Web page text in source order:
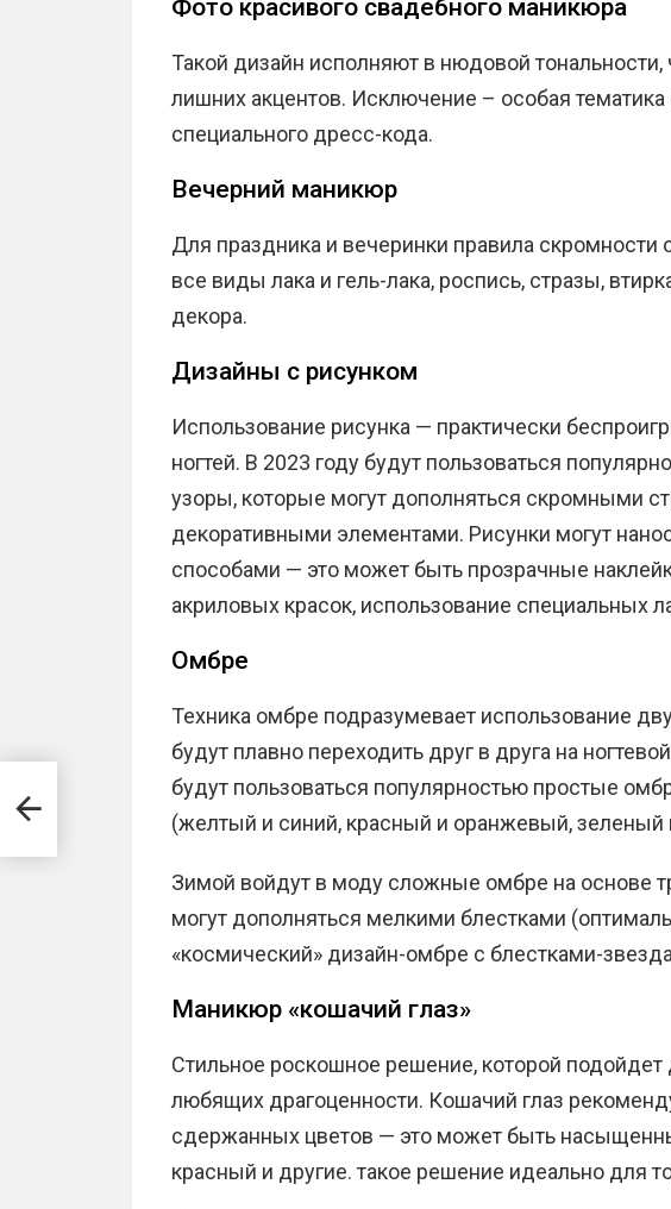
Фото красивого свадебного маникюра
Такой дизайн исполняют в нюдовой тональности,
лишних акцентов. Исключение – особая тематика
специального дресс-кода.
Вечерний маникюр
Для праздника и вечеринки правила
все виды лака и гель-лака, роспись, стразы,
декора.
Дизайны с рисунком
Использование рисунка — практически
ногтей. В 2023 году будут пользоваться
узоры, которые могут дополняться скромными
декоративными элементами. Рисунки могут
способами — это может быть прозрачные
акриловых красок, использование специальных
Омбре
Техника омбре подразумевает использование
будут плавно переходить друг в друга на
будут пользоваться популярностью простые
(желтый и синий, красный и оранжевый, зеленый
Зимой войдут в моду сложные омбре на основе
могут дополняться мелкими блестками
«космический» дизайн-омбре с блестками-
Маникюр «кошачий глаз»
Стильное роскошное решение, которой
любящих драгоценности. Кошачий глаз
сдержанных цветов — это может быть
красный и другие. такое решение идеально для